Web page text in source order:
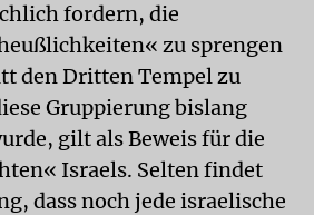
fordern, die
zu sprengen
den Dritten Tempel zu
Gruppierung bislang
gilt als Beweis für die
Israels. Selten findet
dass noch jede israelische